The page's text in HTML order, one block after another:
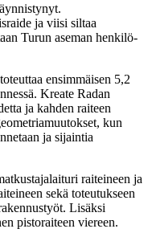
ja viisi siltaa
Turun aseman henkilö-
ensimmäisen 5,2
Kreate Radan
ja kahden raiteen
kun
ja sijaintia
raiteineen ja
sekä toteutukseen
Lisäksi
pistoraiteen viereen.